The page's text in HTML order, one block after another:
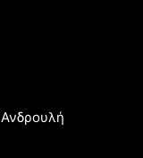
Ανδρουλή